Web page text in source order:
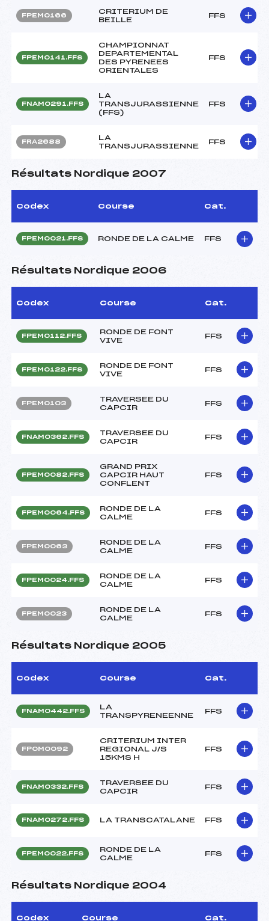
FPEM0166
CRITERIUM DE
BEILLE
FFS
FPEM0141.FFS
CHAMPIONNAT
DEPARTEMENTAL
DES PYRENEES
ORIENTALES
FFS
FNAM0291.FFS
LA
TRANSJURASSIENNE
(FFS)
FFS
FRA2688
LA
TRANSJURASSIENNE
FFS
Résultats Nordique 2007
Codex Course Cat.
FPEM0021.FFS RONDE DE LA CALME FFS
Résultats Nordique 2006
Codex Course Cat.
FPEM0112.FFS
RONDE DE FONT
VIVE
FFS
FPEM0122.FFS
RONDE DE FONT
VIVE
FFS
FPEM0103
TRAVERSEE DU
CAPCIR
FFS
FNAM0362.FFS
TRAVERSEE DU
CAPCIR
FFS
FPEM0082.FFS
GRAND PRIX
CAPCIR HAUT
CONFLENT
FFS
FPEM0064.FFS
RONDE DE LA
CALME
FFS
FPEM0063
RONDE DE LA
CALME
FFS
FPEM0024.FFS
RONDE DE LA
CALME
FFS
FPEM0023
RONDE DE LA
CALME
FFS
Résultats Nordique 2005
Codex Course Cat.
FNAM0442.FFS
LA
TRANSPYRENEENNE
FFS
FPOM0092
CRITERIUM INTER
REGIONAL J/S
15KMS H
FFS
FNAM0332.FFS
TRAVERSEE DU
CAPCIR
FFS
FNAM0272.FFS LA TRANSCATALANE FFS
FPEM0022.FFS
RONDE DE LA
CALME
FFS
Résultats Nordique 2004
Codex Course Cat.